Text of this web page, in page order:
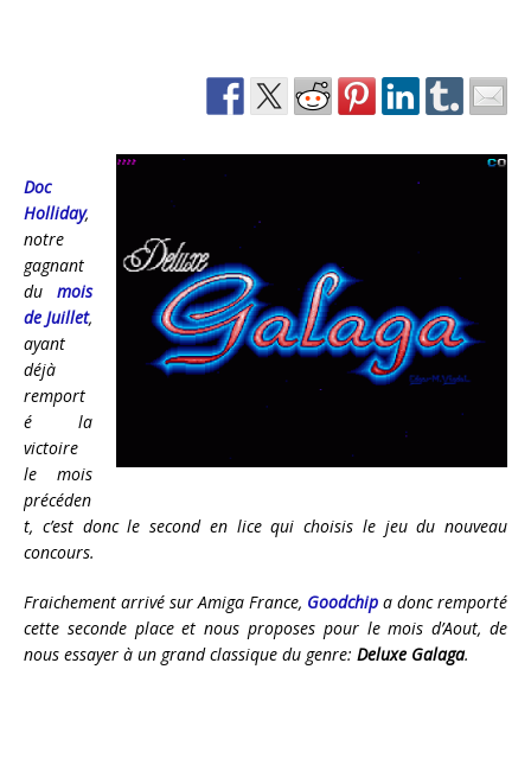
Doc
Holliday,
notre
gagnant
du mois
de Juillet,
ayant
déjà
remport
é la
victoire
le mois
précéden
t, c’est donc le second en lice qui choisis le jeu du nouveau
concours.
Fraichement arrivé sur Amiga France, Goodchip a donc remporté
cette seconde place et nous proposes pour le mois d’Aout, de
nous essayer à un grand classique du genre: Deluxe Galaga.